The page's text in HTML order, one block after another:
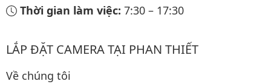
Thời gian làm việc: 7:30 – 17:30
LẮP ĐẶT CAMERA TẠI PHAN THIẾT
Về chúng tôi